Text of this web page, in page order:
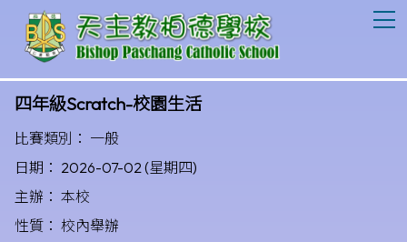
四年級Scratch-校園生活
比賽類別： 一般
日期： 2026-07-02 (星期四)
主辦： 本校
性質： 校內舉辦